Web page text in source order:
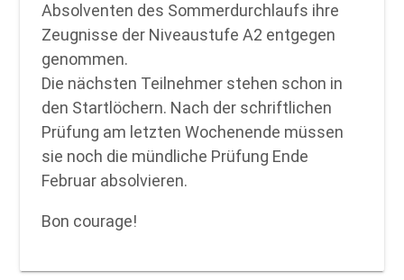
Absolventen des Sommerdurchlaufs ihre
Zeugnisse der Niveaustufe A2 entgegen
genommen.
Die nächsten Teilnehmer stehen schon in
den Startlöchern. Nach der schriftlichen
Prüfung am letzten Wochenende müssen
sie noch die mündliche Prüfung Ende
Februar absolvieren.
Bon courage!